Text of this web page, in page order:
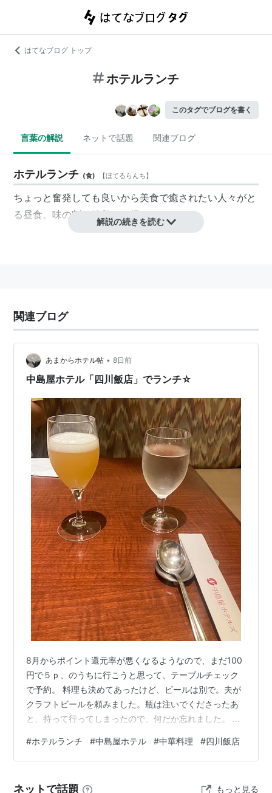
はてなブログ トップ
ホテルランチ
このタグでブログを書く
言葉の解説 ネットで話題 関連ブログ
ホテルランチ (食) 【ほてるらんち】
ちょっと奮発しても良いから美食で癒されたい人々がと
る昼食。味の割に値段はお得。
解説の続きを読む
関連ブログ
あまからホテル帖 • 8日前
中島屋ホテル「四川飯店」でランチ☆
8月からポイント還元率が悪くなるようなので、まだ100
円で５ｐ、のうちに行こうと思って、テーブルチェック
で予約。 料理も決めてあったけど、ビールは別で。夫が
クラフトビールを頼みました。瓶は注いでくださったあ
と、持って行ってしまったので、何だか忘れました。 フ
な…。 これはつまみだったのかな？ 夫の方が先に来まし
た。麻婆豆腐のランチ。 わたしは冷やし豆乳担々麺。結
#ホテルランチ #中島屋ホテル #中華料理 #四川飯店
ネットで話題 もっと見る